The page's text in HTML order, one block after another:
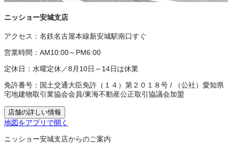
ニッショー安城支店
アクセス： 名鉄名古屋本線新安城駅南口すぐ
営業時間： AM10:00～PM6:00
定休日： 水曜定休／8月10日～14日は休業
免許番号： 国土交通大臣免許（１４）第２０１８号 /
（公社）愛知県
宅地建物取引業協会会員/東海不動産公正取引協議会加盟
店舗の詳しい情報
地図をアプリで開く
ニッショー安城支店からのご案内